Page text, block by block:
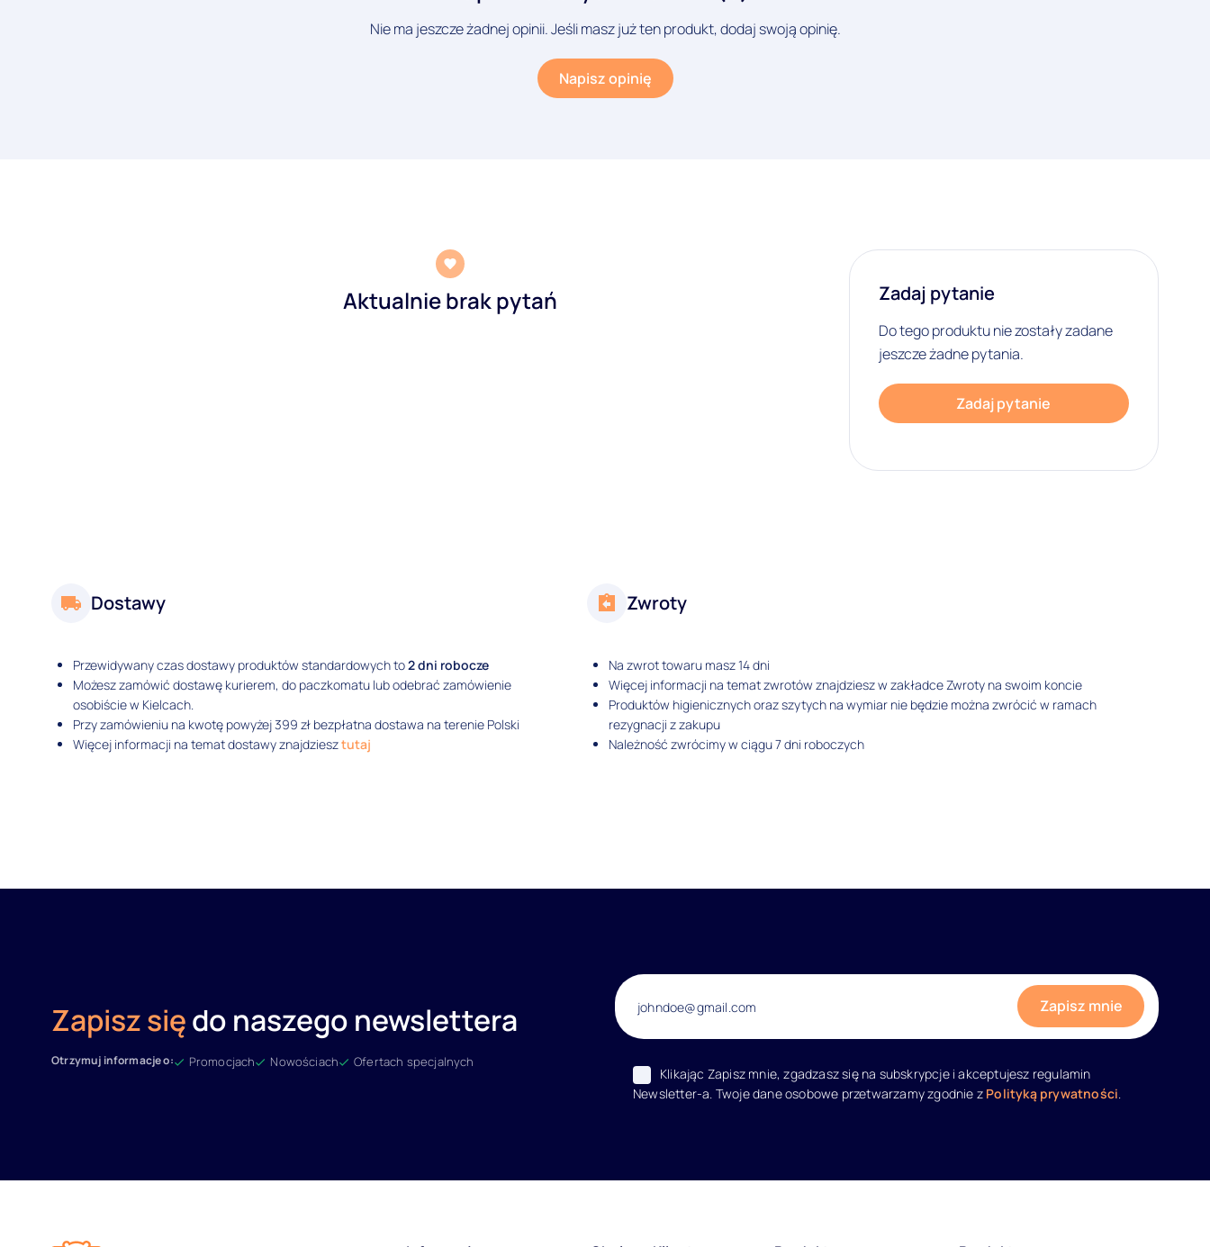
Nie ma jeszcze żadnej opinii. Jeśli masz już ten produkt, dodaj swoją opinię.
Napisz opinię
Aktualnie brak pytań Zadaj pytanie
Do tego produktu nie zostały zadane
jeszcze żadne pytania.
Zadaj pytanie
Dostawy
Przewidywany czas dostawy produktów standardowych to2 dni robocze
Możesz zamówić dostawę kurierem, do paczkomatu lub odebrać zamówienie
osobiście w Kielcach.
Przy zamówieniu na kwotę powyżej 399 zł bezpłatna dostawa na terenie Polski
Więcej informacji na temat dostawy znajdziesztutaj
Zwroty
Na zwrot towaru masz 14 dni
Więcej informacji na temat zwrotów znajdziesz w zakładce Zwroty na swoim koncie
Produktów higienicznych oraz szytych na wymiar nie będzie można zwrócić w ramach
rezygnacji z zakupu
Należność zwrócimy w ciągu 7 dni roboczych
Zapisz siędo naszego newslettera
Otrzymuj informacje o: Promocjach Nowościach Ofertach specjalnych
Klikając Zapisz mnie, zgadzasz się na subskrypcje i akceptujesz regulamin
Newsletter-a. Twoje dane osobowe przetwarzamy zgodnie z Polityką prywatności.